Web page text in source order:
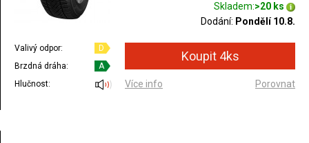
Skladem:>20 ks
Dodání: Pondělí 10.8.
Valivý odpor:
D
Brzdná dráha:
A
Hlučnost:
Více info Porovnat